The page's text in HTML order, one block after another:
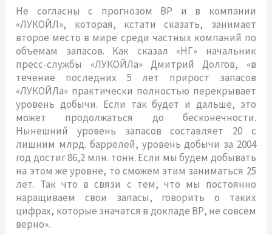
Не согласны с прогнозом BP и в компании
«ЛУКОЙЛ», которая, кстати сказать, занимает
второе место в мире среди частных компаний по
объемам запасов. Как сказал «НГ» начальник
пресс-службы «ЛУКОЙЛа» Дмитрий Долгов, «в
течение последних 5 лет прирост запасов
«ЛУКОЙЛа» практически полностью перекрывает
уровень добычи. Если так будет и дальше, это
может продолжаться до бесконечности.
Нынешний уровень запасов составляет 20 с
лишним млрд. баррелей, уровень добычи за 2004
год достиг 86,2 млн. тонн. Если мы будем добывать
на этом же уровне, то сможем этим заниматься 25
лет. Так что в связи с тем, что мы постоянно
наращиваем свои запасы, говорить о таких
цифрах, которые значатся в докладе ВР, не совсем
верно».